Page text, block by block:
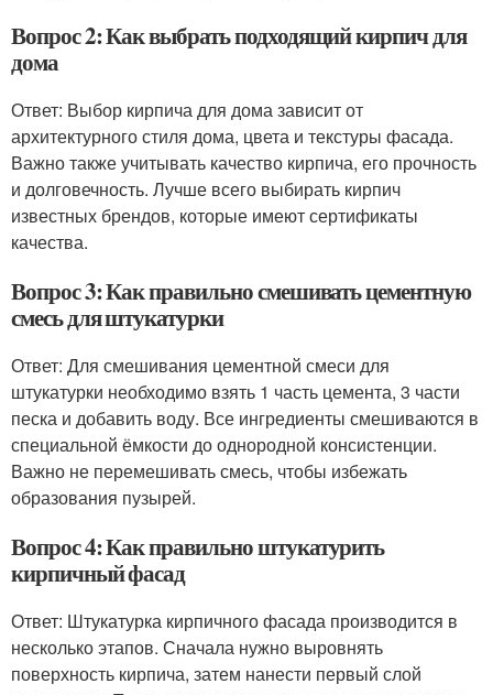
Вопрос 2: Как выбрать подходящий кирпич для
дома
Ответ: Выбор кирпича для дома зависит от
архитектурного стиля дома, цвета и текстуры фасада.
Важно также учитывать качество кирпича, его прочность
и долговечность. Лучше всего выбирать кирпич
известных брендов, которые имеют сертификаты
качества.
Вопрос 3: Как правильно смешивать цементную
смесь для штукатурки
Ответ: Для смешивания цементной смеси для
штукатурки необходимо взять 1 часть цемента, 3 части
песка и добавить воду. Все ингредиенты смешиваются в
специальной ёмкости до однородной консистенции.
Важно не перемешивать смесь, чтобы избежать
образования пузырей.
Вопрос 4: Как правильно штукатурить
кирпичный фасад
Ответ: Штукатурка кирпичного фасада производится в
несколько этапов. Сначала нужно выровнять
поверхность кирпича, затем нанести первый слой